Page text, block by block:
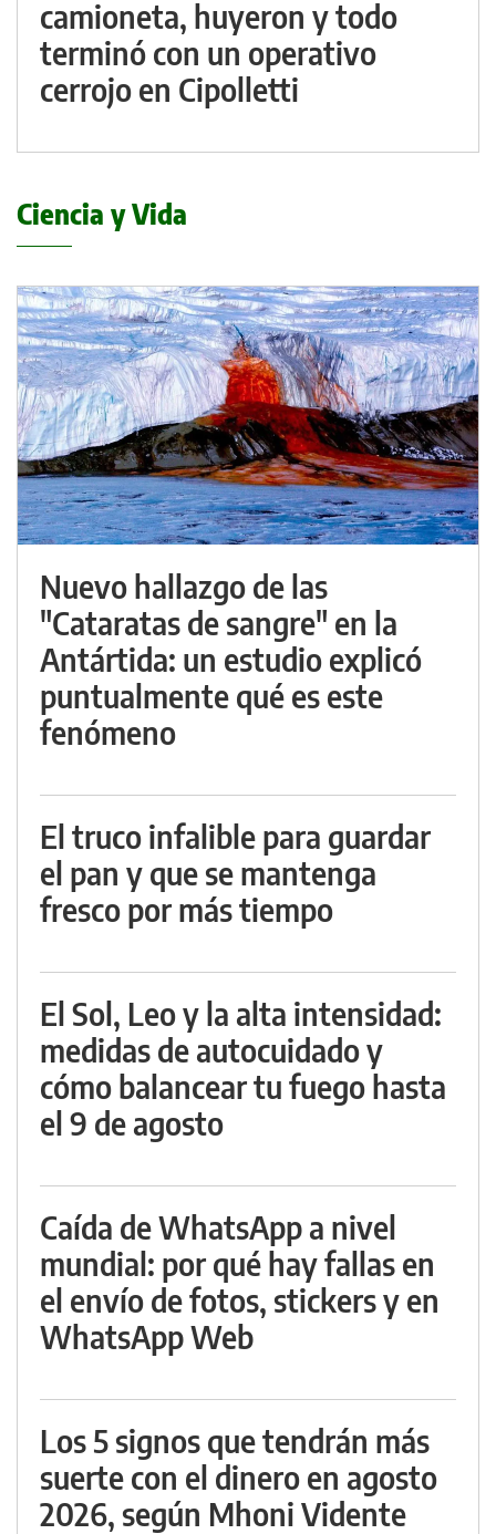
camioneta, huyeron y todo
terminó con un operativo
cerrojo en Cipolletti
Ciencia y Vida
Nuevo hallazgo de las
"Cataratas de sangre" en la
Antártida: un estudio explicó
puntualmente qué es este
fenómeno
El truco infalible para guardar
el pan y que se mantenga
fresco por más tiempo
El Sol, Leo y la alta intensidad:
medidas de autocuidado y
cómo balancear tu fuego hasta
el 9 de agosto
Caída de WhatsApp a nivel
mundial: por qué hay fallas en
el envío de fotos, stickers y en
WhatsApp Web
Los 5 signos que tendrán más
suerte con el dinero en agosto
2026, según Mhoni Vidente